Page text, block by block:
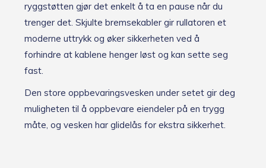
ryggstøtten gjør det enkelt å ta en pause når du
trenger det. Skjulte bremsekabler gir rullatoren et
moderne uttrykk og øker sikkerheten ved å
forhindre at kablene henger løst og kan sette seg
fast.
Den store oppbevaringsvesken under setet gir deg
muligheten til å oppbevare eiendeler på en trygg
måte, og vesken har glidelås for ekstra sikkerhet.